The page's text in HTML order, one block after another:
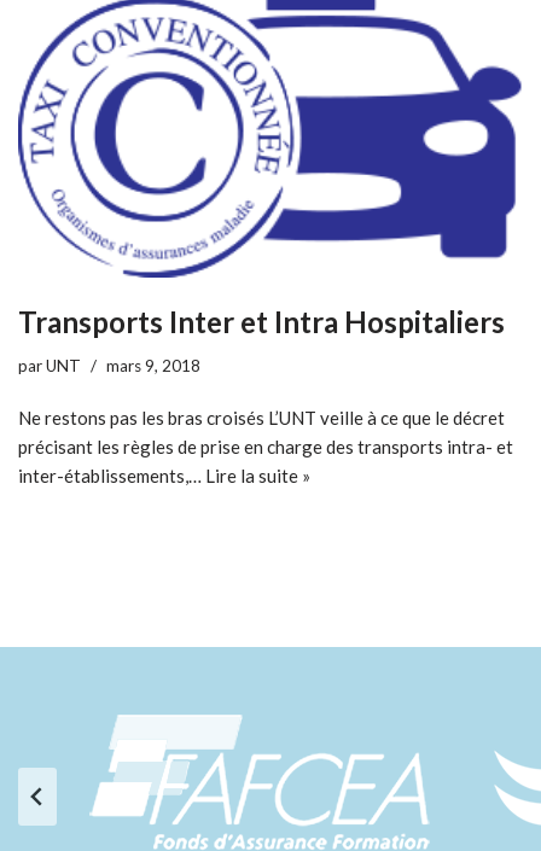
Transports Inter et Intra Hospitaliers
parUNT mars 9, 2018
Ne restons pas les bras croisés L’UNT veille à ce que le décret
précisant les règles de prise en charge des transports intra- et
inter-établissements,… Lire la suite »